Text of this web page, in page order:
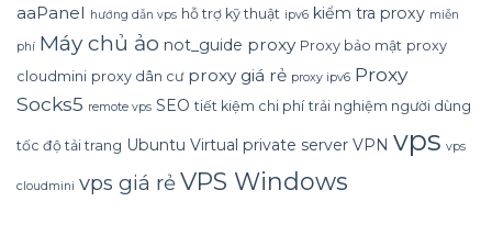
aaPanel hướng dẫn vps hỗ trợ kỹ thuật ipv6 kiểm tra proxy miễn
phí Máy chủ ảo not_guide proxy Proxy bảo mật proxy
cloudmini proxy dân cư proxy giá rẻ proxy ipv6 Proxy
Socks5 remote vps SEO tiết kiệm chi phí trải nghiệm người dùng
tốc độ tải trang Ubuntu Virtual private server VPN vps vps
cloudmini vps giá rẻVPS Windows